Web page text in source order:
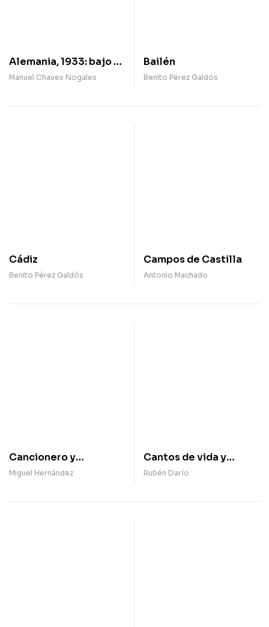
Alemania, 1933: bajo el
signo de la esvástica
Manuel Chaves Nogales
Bailén
Benito Pérez Galdós
Cádiz
Benito Pérez Galdós
Campos de Castilla
Antonio Machado
Cancionero y
romancero de
Miguel Hernández
Cantos de vida y
esperanza
Rubén Darío